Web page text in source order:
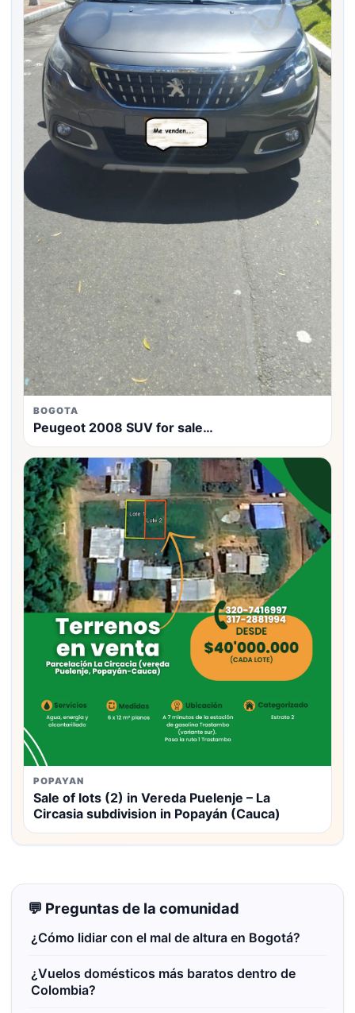
BOGOTA
Peugeot 2008 SUV for sale…
POPAYAN
Sale of lots (2) in Vereda Puelenje – La
Circasia subdivision in Popayán (Cauca)
💬 Preguntas de la comunidad
¿Cómo lidiar con el mal de altura en Bogotá?
¿Vuelos domésticos más baratos dentro de
Colombia?